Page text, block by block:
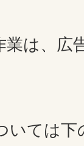
業は、広
いては